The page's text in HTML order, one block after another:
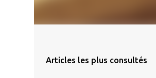
Articles les plus consultés